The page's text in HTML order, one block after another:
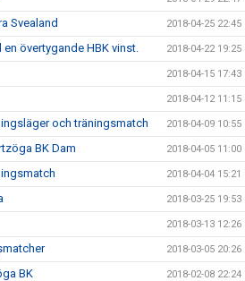
Svealand 2018-04-25 22:45
övertygande HBK vinst. 2018-04-22 19:25
2018-04-15 17:43
2018-04-12 11:15
och träningsmatch 2018-04-09 10:55
BK Dam 2018-04-05 11:00
2018-04-04 15:21
2018-03-25 19:53
2018-03-13 12:26
2018-03-05 20:26
BK 2018-02-08 22:24